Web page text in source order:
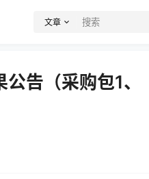
文章
告（采购包1、